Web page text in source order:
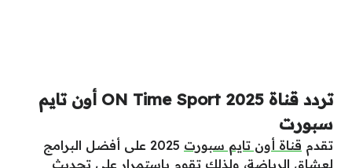
تردد قناة ON Time Sport 2025 أون تايم
سبورت
تقدم قناة أون تايم سبورت
2025 على أفضل البرامج
لعشاق الرياضة، ولذلك تقوم باستمرار على تحديث